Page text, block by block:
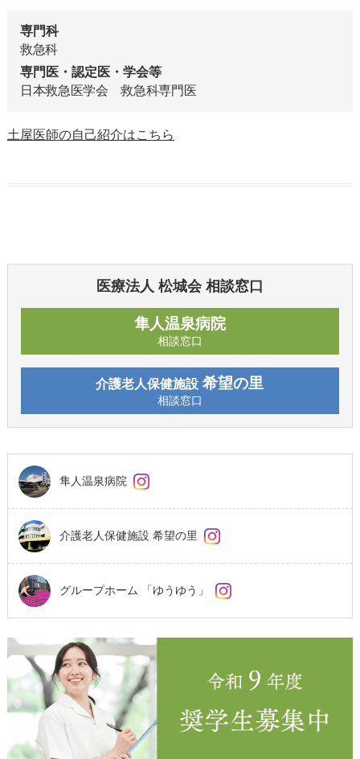
専門科
救急科
専門医・認定医・学会等
日本救急医学会 救急科専門医
土屋医師の自己紹介はこちら
医療法人 松城会 相談窓口
隼人温泉病院
相談窓口
介護老人保健施設 希望の里
相談窓口
隼人温泉病院
介護老人保健施設 希望の里
グループホーム 「ゆうゆう」